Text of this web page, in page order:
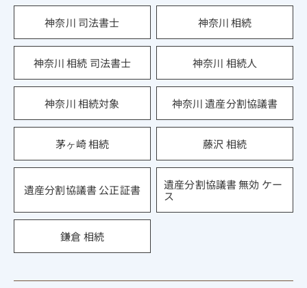
神奈川 司法書士 神奈川 相続
神奈川 相続 司法書士 神奈川 相続人
神奈川 相続対象 神奈川 遺産分割協議書
茅ヶ崎 相続 藤沢 相続
遺産分割協議書 公正証書
遺産分割協議書 無効 ケー
ス
鎌倉 相続